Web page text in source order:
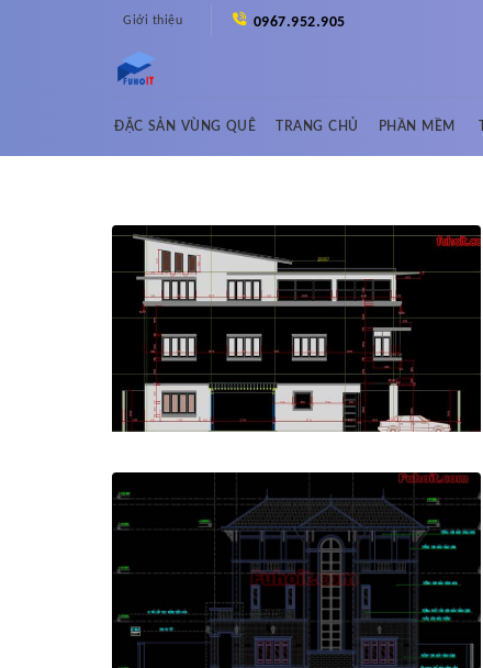
Giới thiệu 0967.952.905
ĐẶC SẢN VÙNG QUÊ TRANG CHỦ PHẦN MỀM